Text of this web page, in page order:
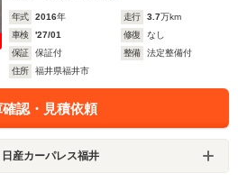
年式 2016年 走行 3.7万km
車検
'27/01 修復
なし
保証
保証付 整備
法定整備付
住所
福井県福井市
認・見積依頼
産カーパレス福井